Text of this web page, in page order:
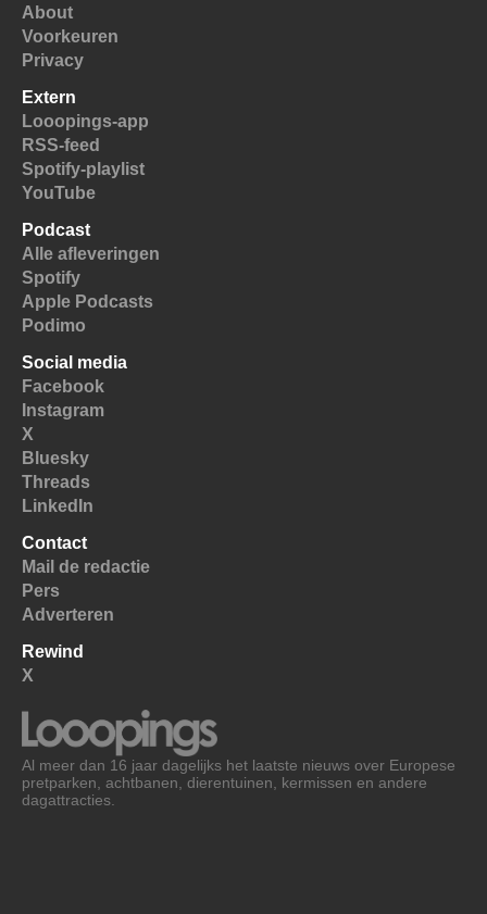
About
Voorkeuren
Privacy
Extern
Looopings-app
RSS-feed
Spotify-playlist
YouTube
Podcast
Alle afleveringen
Spotify
Apple Podcasts
Podimo
Social media
Facebook
Instagram
X
Bluesky
Threads
LinkedIn
Contact
Mail de redactie
Pers
Adverteren
Rewind
X
Al meer dan 16 jaar dagelijks het laatste nieuws over Europese
pretparken, achtbanen, dierentuinen, kermissen en andere
dagattracties.